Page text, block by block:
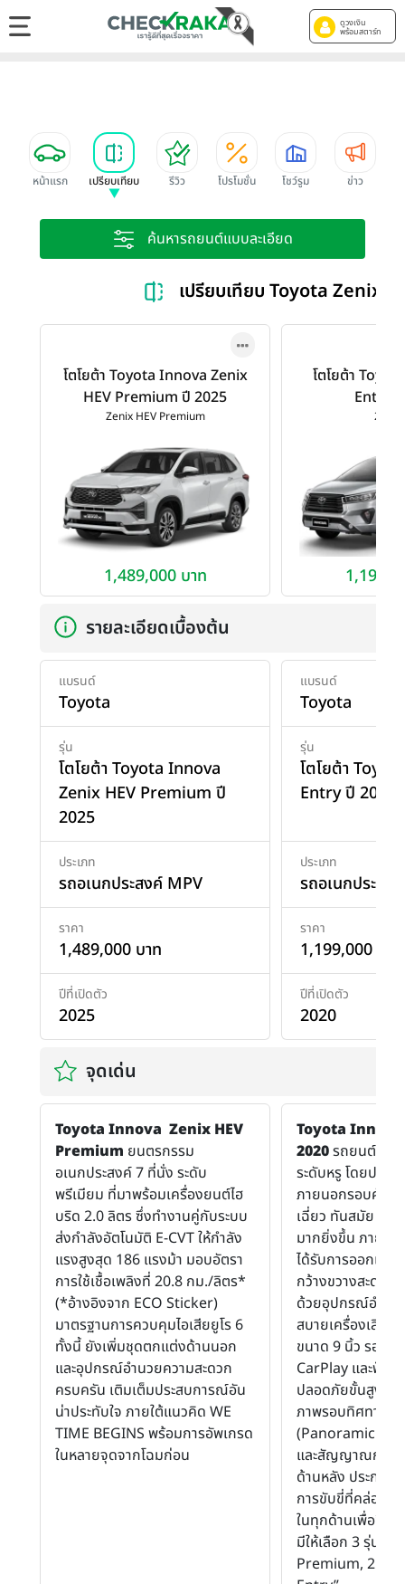
ดูวงเงิน
พร้อมสตาร์ท
หน้าแรก เปรียบเทียบ รีวิว โปรโมชั่น โชว์รูม ข่าว
ค้นหารถยนต์แบบละเอียด
เปรียบเทียบ Toyota Zenix
โตโยต้า Toyota Innova Zenix
HEV Premium ปี 2025
Zenix HEV Premium
1,489,000 บาท
โตโยต้า
Entry
2.0
รายละเอียดเบื้องต้น
แบรนด์
Toyota
รุ่น
โตโยต้า Toyota Innova
Zenix HEV Premium ปี
2025
ประเภท
รถอเนกประสงค์ MPV
ราคา
1,489,000 บาท
ปีที่เปิดตัว
2025
แบรนด์
Toyota
รุ่น
โตโยต้า
Entry ปี 2020
ประเภท
รถอเนกประสง
ราคา
1,199,000 บาท
ปีที่เปิดตัว
2020
จุดเด่น
Toyota Innova Zenix HEV
Premium ยนตรกรรม
อเนกประสงค์ 7 ที่นั่ง ระดับ
พรีเมียม ที่มาพร้อมเครื่องยนต์ไฮ
บริด 2.0 ลิตร ซึ่งทำงานคู่กับระบบ
ส่งกำลังอัตโนมัติ E-CVT ให้กำลัง
แรงสูงสุด 186 แรงม้า มอบอัตรา
การใช้เชื้อเพลิงที่ 20.8 กม./ลิตร*
(*อ้างอิงจาก ECO Sticker)
มาตรฐานการควบคุมไอเสียยูโร 6
ทั้งนี้ ยังเพิ่มชุดตกแต่งด้านนอก
และอุปกรณ์อำนวยความสะดวก
ครบครัน เติมเต็มประสบการณ์อัน
น่าประทับใจ ภายใต้แนวคิด WE
TIME BEGINS พร้อมการอัพเกรด
ในหลายจุดจากโฉมก่อน
Toyota Innova
2020รถยนต์นั่งอ
ระดับหรู โดยปรับ
ภายนอกรอบคัน ใ
เฉี่ยว ทันสมัย ดูโ
มากยิ่งขึ้น ภายใ
ได้รับการออกแบบ
กว้างขวางสะดวก
ด้วยอุปกรณ์อำนว
สบายเครื่องเสียง
ขนาด 9 นิ้ว รองรั
CarPlay และฟัง
ปลอดภัยขั้นสูงสุด
ภาพรอบทิศทาง
(Panoramic
และสัญญาณกะระ
ด้านหลัง ประกอบ
การขับขี่ที่คล่องตั
ในทุกด้านเพื่อชีวิต
มีให้เลือก 3 รุ่น คื
Premium, 2.8